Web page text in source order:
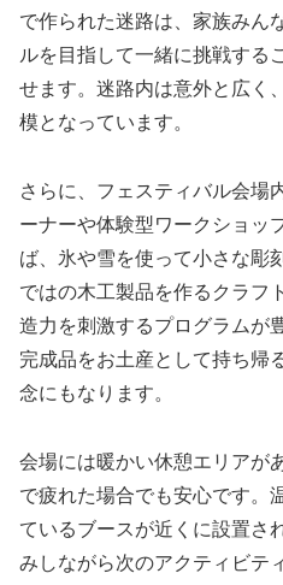
で作られた迷路は、家族みん
ルを目指して一緒に挑戦する
せます。迷路内は意外と広く
模となっています。
さらに、フェスティバル会場
ーナーや体験型ワークショッ
ば、氷や雪を使って小さな彫
ではの木工製品を作るクラフ
造力を刺激するプログラムが
完成品をお土産として持ち帰
念にもなります。
会場には暖かい休憩エリアが
で疲れた場合でも安心です。
ているブースが近くに設置さ
みしながら次のアクティビテ